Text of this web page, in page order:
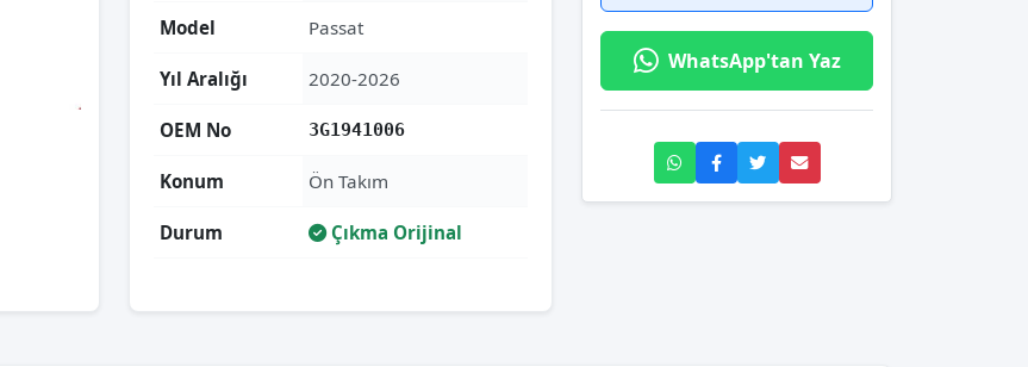
Model Passat
Yıl Aralığı 2020-2026
OEM No 3G1941006
Konum Ön Takım
Durum Çıkma Orijinal
WhatsApp'tan Yaz